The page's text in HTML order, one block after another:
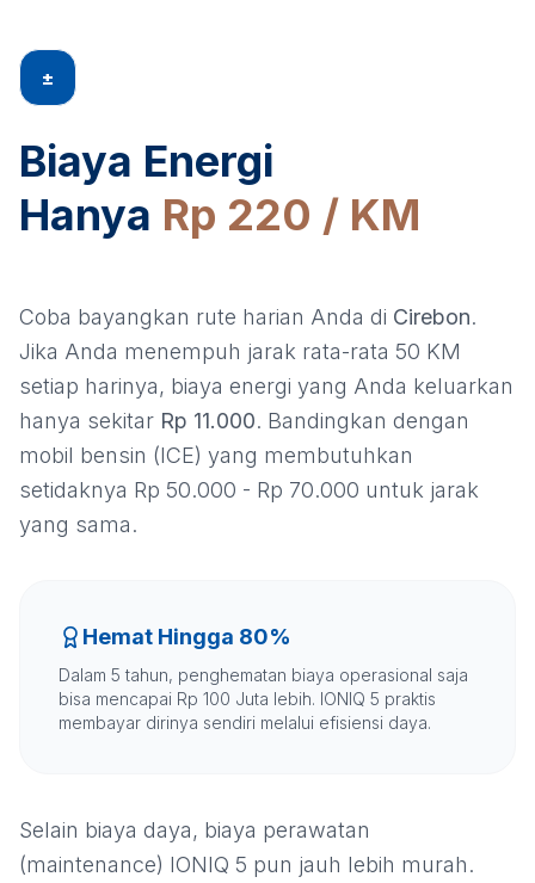
±
Biaya Energi
Hanya Rp 220 / KM
Coba bayangkan rute harian Anda di Cirebon.
Jika Anda menempuh jarak rata-rata 50 KM
setiap harinya, biaya energi yang Anda keluarkan
hanya sekitar Rp 11.000. Bandingkan dengan
mobil bensin (ICE) yang membutuhkan
setidaknya Rp 50.000 - Rp 70.000 untuk jarak
yang sama.
Hemat Hingga 80%
Dalam 5 tahun, penghematan biaya operasional saja
bisa mencapai Rp 100 Juta lebih. IONIQ 5 praktis
membayar dirinya sendiri melalui efisiensi daya.
Selain biaya daya, biaya perawatan
(maintenance) IONIQ 5 pun jauh lebih murah.